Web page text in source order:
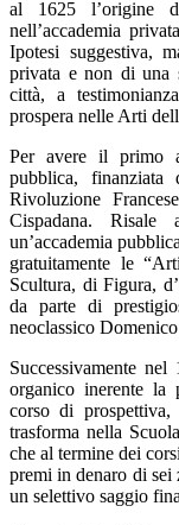
al 1625 l’origine
nell’accademia
Ipotesi suggestiva,
privata e non di una
città, a
prospera nelle Arti
Per avere il primo
pubblica, finanziata
Rivoluzione
Cispadana.
un’accademia
gratuitamente le
Scultura, di Figura,
da parte di
neoclassico
Successivamente
organico inerente la
corso di
trasforma nella
che al termine dei
premi in denaro di sei
un selettivo saggio